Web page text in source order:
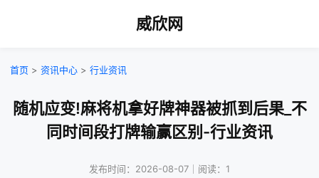
威欣网
首页 > 资讯中心 > 行业资讯
随机应变!麻将机拿好牌神器被抓到后果_不
同时间段打牌输赢区别-行业资讯
发布时间：2026-08-07｜阅读：1